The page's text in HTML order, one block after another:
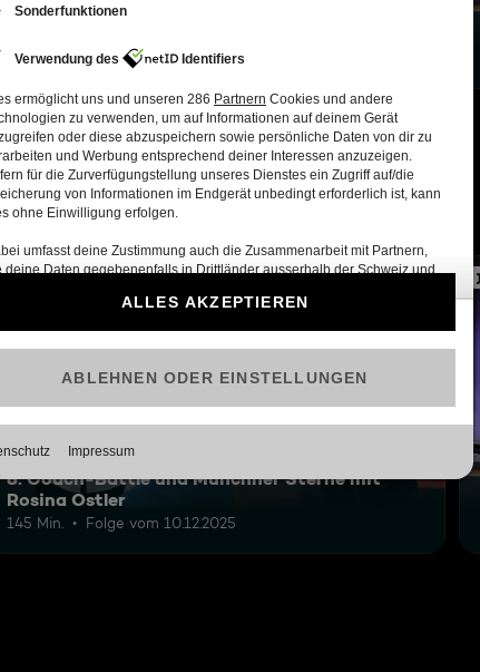
8: Coach-Battle und Münchner Sterne mit
145 Min. Folge vom 10.12.2025
12
8: Coach-Battle und Münchner Sterne mit
Rosina Ostler
145 Min. Folge vom 10.12.2025